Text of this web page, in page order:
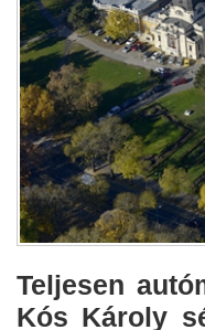
Teljesen
Kós Károly